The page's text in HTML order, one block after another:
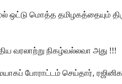
மொத்த தமிழகத்தையும்
வரலாற்று நிகழ்வல்லவா அது !!!
போராட்டம் செய்தார்,